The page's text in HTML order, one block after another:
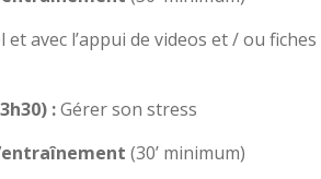
avec l’appui de videos et / ou fiches
:Gérer son stress
(30’ minimum)